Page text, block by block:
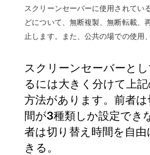
スクリーンセーバーに使用されてい
どについて、無断複製、無断転載、
止します。また、公共の場での使用、
スクリーンセーバーと
るには大きく分けて上
方法があります。前者
間が3種類しか設定でき
者は切り替え時間を自
きる。